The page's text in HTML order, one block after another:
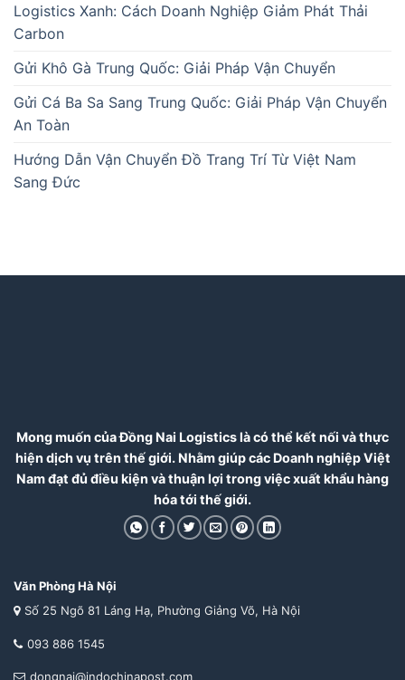
Logistics Xanh: Cách Doanh Nghiệp Giảm Phát Thải
Carbon
Gửi Khô Gà Trung Quốc: Giải Pháp Vận Chuyển
Gửi Cá Ba Sa Sang Trung Quốc: Giải Pháp Vận Chuyển
An Toàn
Hướng Dẫn Vận Chuyển Đồ Trang Trí Từ Việt Nam
Sang Đức
Mong muốn của Đồng Nai Logistics là có thể kết nối và thực
hiện dịch vụ trên thế giới. Nhằm giúp các Doanh nghiệp Việt
Nam đạt đủ điều kiện và thuận lợi trong việc xuất khẩu hàng
hóa tới thế giới.
Văn Phòng Hà Nội
Số 25 Ngõ 81 Láng Hạ, Phường Giảng Võ, Hà Nội
093 886 1545
dongnai@indochinapost.com